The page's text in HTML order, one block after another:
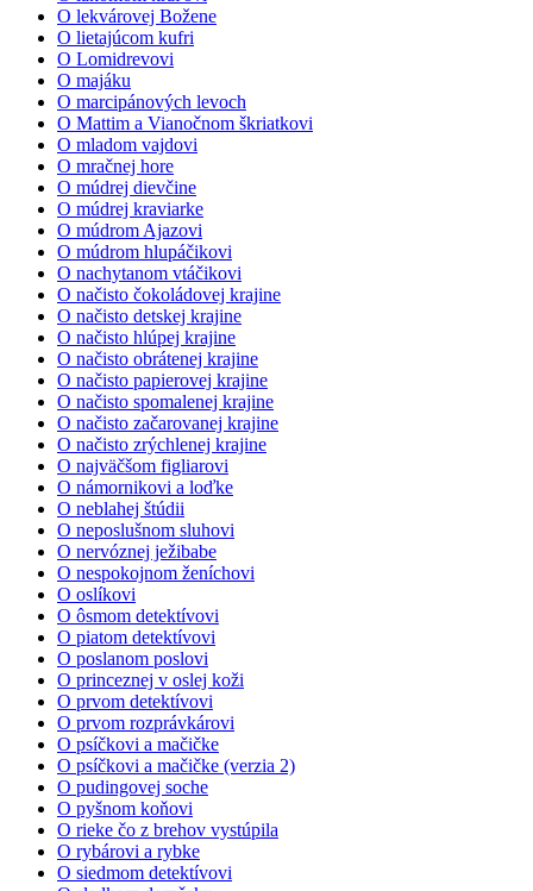
O lekvárovej Božene
O lietajúcom kufri
O Lomidrevovi
O majáku
O marcipánových levoch
O Mattim a Vianočnom škriatkovi
O mladom vajdovi
O mračnej hore
O múdrej dievčine
O múdrej kraviarke
O múdrom Ajazovi
O múdrom hlupáčikovi
O nachytanom vtáčikovi
O načisto čokoládovej krajine
O načisto detskej krajine
O načisto hlúpej krajine
O načisto obrátenej krajine
O načisto papierovej krajine
O načisto spomalenej krajine
O načisto začarovanej krajine
O načisto zrýchlenej krajine
O najväčšom figliarovi
O námornikovi a loďke
O neblahej štúdii
O neposlušnom sluhovi
O nervóznej ježibabe
O nespokojnom ženíchovi
O oslíkovi
O ôsmom detektívovi
O piatom detektívovi
O poslanom poslovi
O princeznej v oslej koži
O prvom detektívovi
O prvom rozprávkárovi
O psíčkovi a mačičke
O psíčkovi a mačičke (verzia 2)
O pudingovej soche
O pyšnom koňovi
O rieke čo z brehov vystúpila
O rybárovi a rybke
O siedmom detektívovi